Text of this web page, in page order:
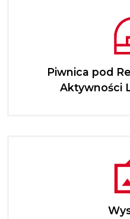
Piwnica pod
Aktywności